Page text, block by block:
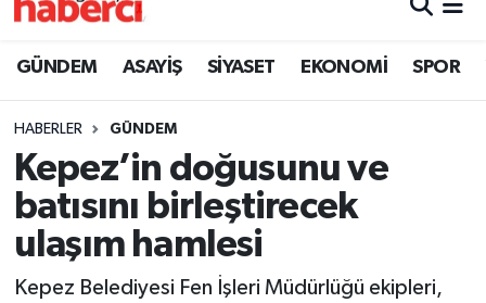
GÜNDEM ASAYİŞ SİYASET EKONOMİ SPOR
HABERLER GÜNDEM
Kepez’in doğusunu ve
batısını birleştirecek
ulaşım hamlesi
Kepez Belediyesi Fen İşleri Müdürlüğü ekipleri,
Son Dakika Haberleri
Haber Arşivi